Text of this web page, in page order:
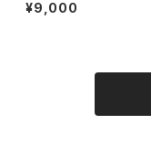
¥9,000